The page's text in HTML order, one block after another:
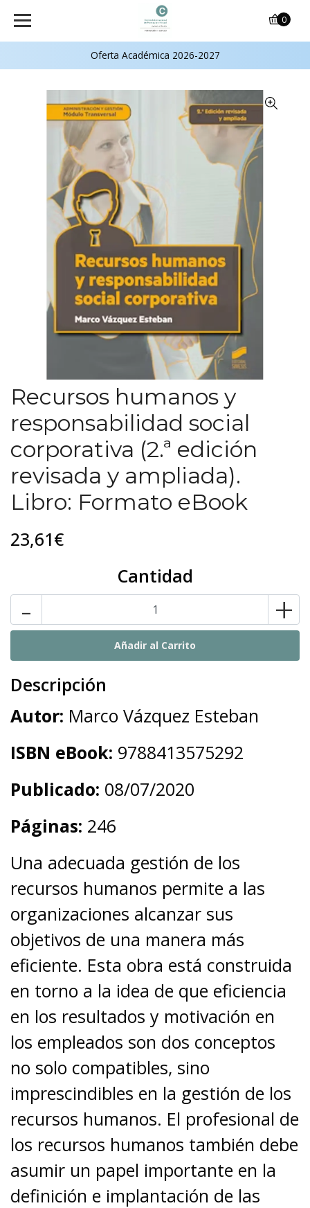
Oferta Académica 2026-2027
0
Recursos humanos y
responsabilidad social
corporativa (2.ª edición
revisada y ampliada).
Libro: Formato eBook
23,61€
Cantidad
- +
Descripción
Autor: Marco Vázquez Esteban
ISBN eBook: 9788413575292
Publicado: 08/07/2020
Páginas: 246
Una adecuada gestión de los
recursos humanos permite a las
organizaciones alcanzar sus
objetivos de una manera más
eficiente. Esta obra está construida
en torno a la idea de que eficiencia
en los resultados y motivación en
los empleados son dos conceptos
no solo compatibles, sino
imprescindibles en la gestión de los
recursos humanos. El profesional de
los recursos humanos también debe
asumir un papel importante en la
definición e implantación de las